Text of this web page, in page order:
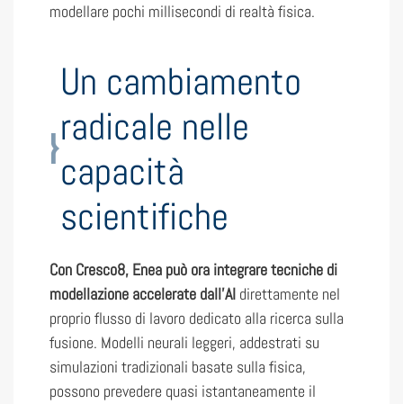
modellare pochi millisecondi di realtà fisica.
Un cambiamento
radicale nelle
capacità
scientifiche
Con Cresco8, Enea può ora integrare tecniche di
modellazione accelerate dall’AI direttamente nel
proprio flusso di lavoro dedicato alla ricerca sulla
fusione. Modelli neurali leggeri, addestrati su
simulazioni tradizionali basate sulla fisica,
possono prevedere quasi istantaneamente il